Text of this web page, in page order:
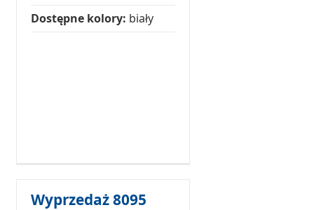
Dostępne kolory: biały
Wyprzedaż 8095